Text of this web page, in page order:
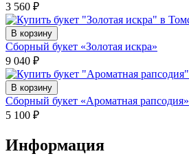
3 560 ₽
В корзину
Сборный букет «Золотая искра»
9 040 ₽
В корзину
Сборный букет «Ароматная рапсодия»
5 100 ₽
Информация